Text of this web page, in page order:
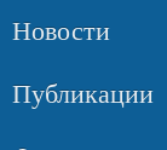
Новости
Публикации